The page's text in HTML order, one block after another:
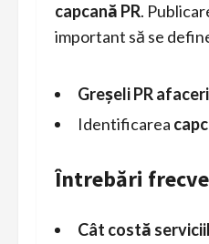
capcană PR.
important să se
Greșeli PR
Identificarea
Întrebări
Cât costă